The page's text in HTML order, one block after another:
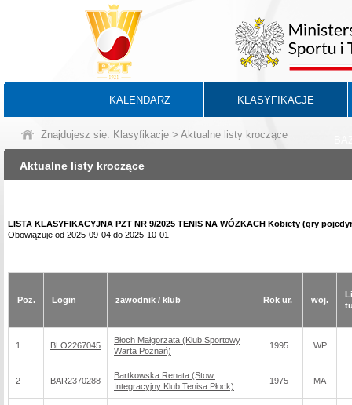
KALENDARZ KLASYFIKACJE
Znajdujesz się: Klasyfikacje > Aktualne listy kroczące
Aktualne listy kroczące
LISTA KLASYFIKACYJNA PZT NR 9/2025 TENIS NA WÓZKACH Kobiety (gry
Obowiązuje od 2025-09-04 do 2025-10-01
Poz. Login zawodnik / klub Rok ur. woj.
1 BLO2267045
Błoch Małgorzata (Klub Sportowy
Warta Poznań)
1995 WP
2 BAR2370288
Bartkowska Renata (Stow.
Integracyjny Klub Tenisa Płock)
1975 MA